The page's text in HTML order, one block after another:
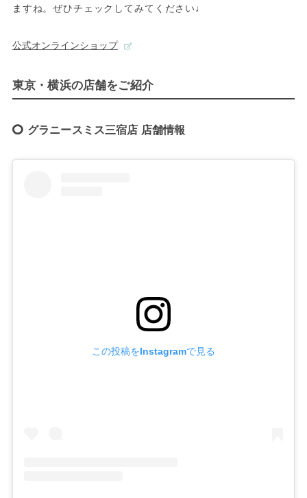
ますね。ぜひチェックしてみてください♩
公式オンラインショップ
東京・横浜の店舗をご紹介
グラニースミス三宿店 店舗情報
この投稿をInstagramで見る